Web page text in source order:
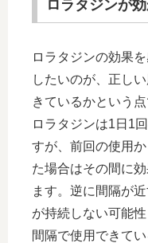
ロラタジンが
ロラタジンの効果
したいのが、正し
きているかという点
ロラタジンは1日1
すが、前回の使用
た場合はその間に
ます。逆に間隔が
が持続しない可能
間隔で使用できて